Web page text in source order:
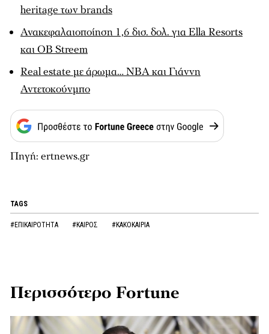
heritage των brands
Ανακεφαλαιοποίηση 1,6 δισ. δολ. για Ella Resorts
και OB Streem
Real estate με άρωμα… NBA και Γιάννη
Αντετοκούνμπο
Πηγή: ertnews.gr
TAGS
#ΕΠΙΚΑΙΡΟΤΗΤΑ #ΚΑΙΡΟΣ #ΚΑΚΟΚΑΙΡΙΑ
Περισσότερο Fortune